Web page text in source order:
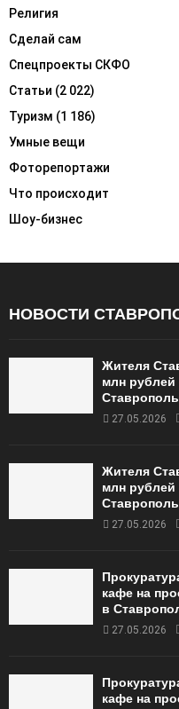
Религия
Сделай сам
Спецпроекты СКФО
Статьи (2 022)
Туризм (1 186)
Умные вещи
Фоторепортажи
Что происходит
Шоу-бизнес
НОВОСТИ
Жителя
млн рублей
27.05.2026
Жителя
млн рублей
27.05.2026
кафе на
в
27.05.2026
кафе на